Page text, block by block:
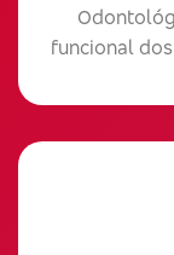
funcional